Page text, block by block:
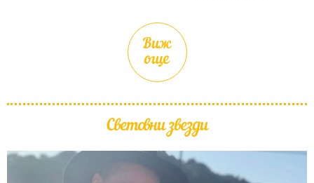
Виж
още
Световни звезди